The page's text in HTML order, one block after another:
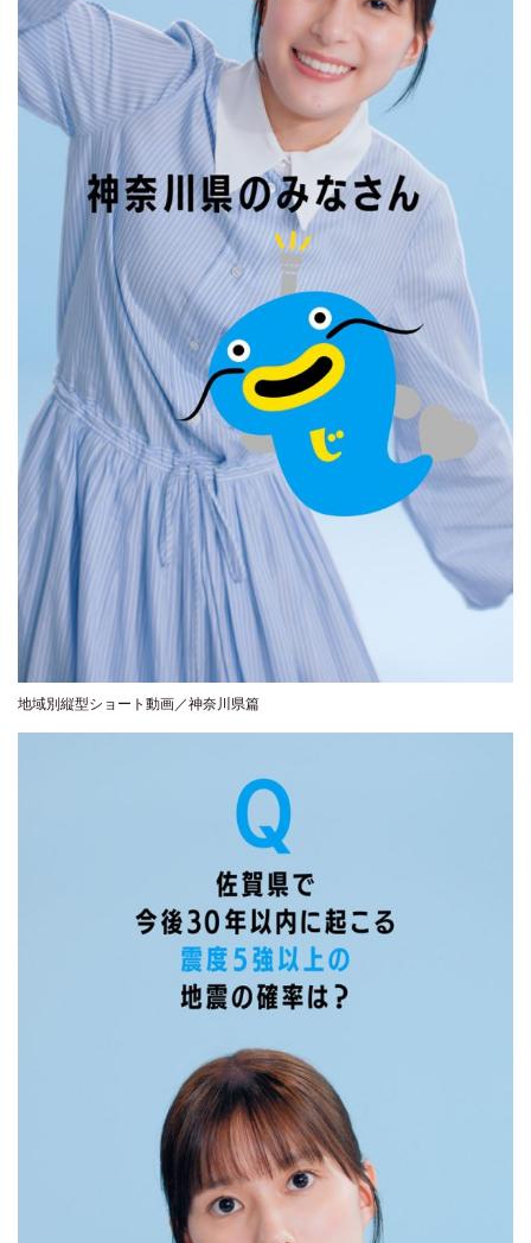
地域別縦型ショート動画／神奈川県篇